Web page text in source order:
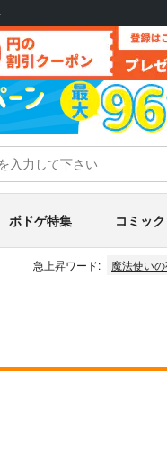
ボドゲ特集 コミッ
急上昇ワード: 魔法使い